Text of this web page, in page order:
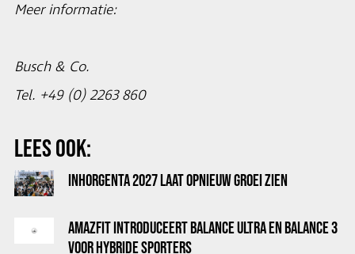
Meer informatie:
Busch & Co.
Tel. +49 (0) 2263 860
LEES OOK:
INHORGENTA 2027 LAAT OPNIEUW GROEI ZIEN
AMAZFIT INTRODUCEERT BALANCE ULTRA EN BALANCE 3
VOOR HYBRIDE SPORTERS